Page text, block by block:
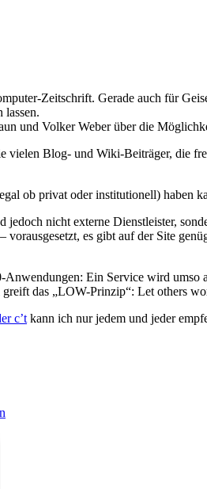
Zeitschrift. Gerade auch für
lassen.
und Volker Weber über die
vielen Blog- und Wiki-Beiträger, die
ob privat oder institutionell) haben
nicht externe Dienstleister,
es gibt auf der Site
Ein Service wird
das „LOW-Prinzip“: Let others
c’t kann ich nur jedem und jeder